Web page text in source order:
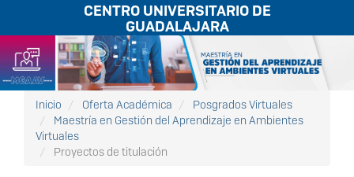
CENTRO UNIVERSITARIO DE
GUADALAJARA
Listón
FullScreen
Inicio Oferta Académica
Posgrados Virtuales
Maestría en Gestión del Aprendizaje en Ambientes
Virtuales
Proyectos de titulación